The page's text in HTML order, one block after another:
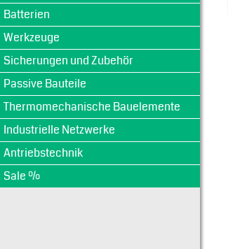
Batterien
Werkzeuge
Sicherungen und Zubehör
Passive Bauteile
Thermomechanische Bauelemente
Industrielle Netzwerke
Antriebstechnik
Sale %